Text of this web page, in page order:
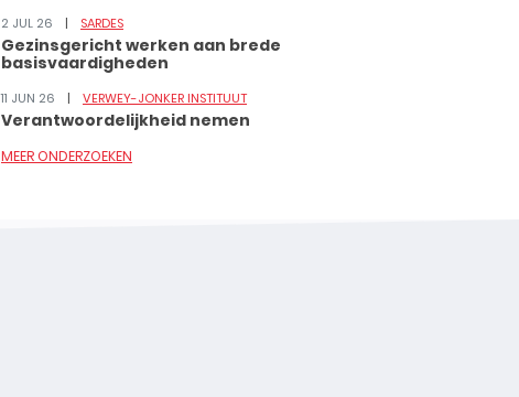
2 JUL 26 SARDES
Gezinsgericht werken aan brede
basisvaardigheden
11 JUN 26 VERWEY-JONKER INSTITUUT
Verantwoordelijkheid nemen
MEER ONDERZOEKEN